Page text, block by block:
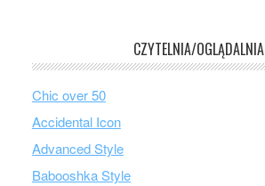
CZYTELNIA/OGLĄDALNIA
Chic over 50
Accidental Icon
Advanced Style
Babooshka Style